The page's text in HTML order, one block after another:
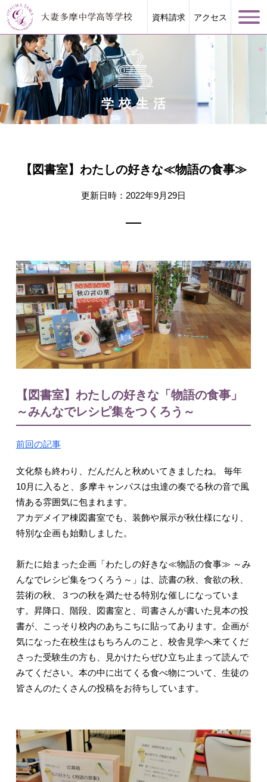
資料請求 アクセス
学校案内
入試情報
English
学校生活
【図書室】わたしの好きな≪物語の食事≫
更新日時：2022年9月29日
【図書室】わたしの好きな「物語の食事」
～みんなでレシピ集をつくろう～
前回の記事
文化祭も終わり、だんだんと秋めいてきましたね。 毎年
10月に入ると、多摩キャンパスは虫達の奏でる秋の音で風
情ある雰囲気に包まれます。
アカデメイア棟図書室でも、装飾や展示が秋仕様になり、
特別な企画も始動しました。
新たに始まった企画「わたしの好きな≪物語の食事≫ ～み
んなでレシピ集をつくろう～」は、読書の秋、食欲の秋、
芸術の秋、３つの秋を満たせる特別な催しになっていま
す。昇降口、階段、図書室と、司書さんが書いた見本の投
書が、こっそり校内のあちこちに貼ってあります。企画が
気になった在校生はもちろんのこと、校舎見学へ来てくだ
さった受験生の方も、見かけたらぜひ立ち止まって読んで
みてください。本の中に出てくる食べ物について、生徒の
皆さんのたくさんの投稿をお待ちしています。